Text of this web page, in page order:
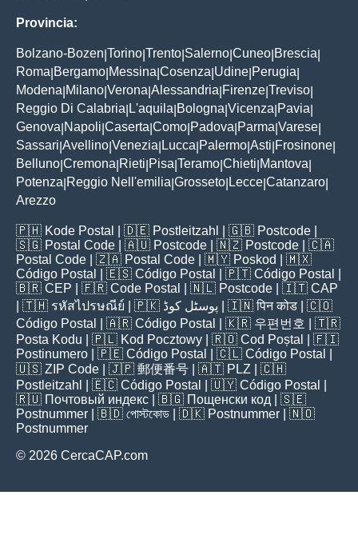
Provincia:
Bolzano-Bozen Torino Trento Salerno Cuneo Brescia
Roma Bergamo Messina Cosenza Udine Perugia
Modena Milano Verona Alessandria Firenze Treviso
Reggio Di Calabria L'aquila Bologna Vicenza Pavia
Genova Napoli Caserta Como Padova Parma Varese
Sassari Avellino Venezia Lucca Palermo Asti Frosinone
Belluno Cremona Rieti Pisa Teramo Chieti Mantova
Potenza Reggio Nell'emilia Grosseto Lecce Catanzaro
Arezzo
🇵🇭 Kode Postal | 🇩🇪 Postleitzahl | 🇬🇧 Postcode
🇸🇬 Postal Code | 🇦🇺 Postcode | 🇳🇿 Postcode | 🇨🇦
Postal Code | 🇿🇦 Postal Code | 🇲🇾 Poskod
| 🇲🇽
Código Postal
| 🇪🇸 Código Postal | 🇵🇹 Código Postal
🇧🇷 CEP | 🇫🇷 Code Postal | 🇳🇱 Postcode | 🇮🇹 CAP
| 🇹🇭 รหัสไปรษณีย์ | 🇵🇰 پوسٹل کوڈ | 🇮🇳पिन कोड | 🇨🇴
Código Postal
| 🇦🇷 Código Postal | 🇰🇷 우편번호
| 🇹🇷
Posta Kodu | 🇵🇱 Kod Pocztowy | 🇷🇴 Cod Poștal
| 🇫🇮
Postinumero | 🇵🇪 Código Postal | 🇨🇱 Código Postal
🇺🇸 ZIP Code | 🇯🇵 郵便番号 | 🇦🇹 PLZ | 🇨🇭
Postleitzahl
| 🇪🇨 Código Postal | 🇺🇾 Código Postal
🇷🇺 Почтовый индекс | 🇧🇬 Пощенски код | 🇸🇪
Postnummer | 🇧🇩 পোস্টকোড | 🇩🇰 Postnummer | 🇳🇴
Postnummer
© 2026 CercaCAP.com